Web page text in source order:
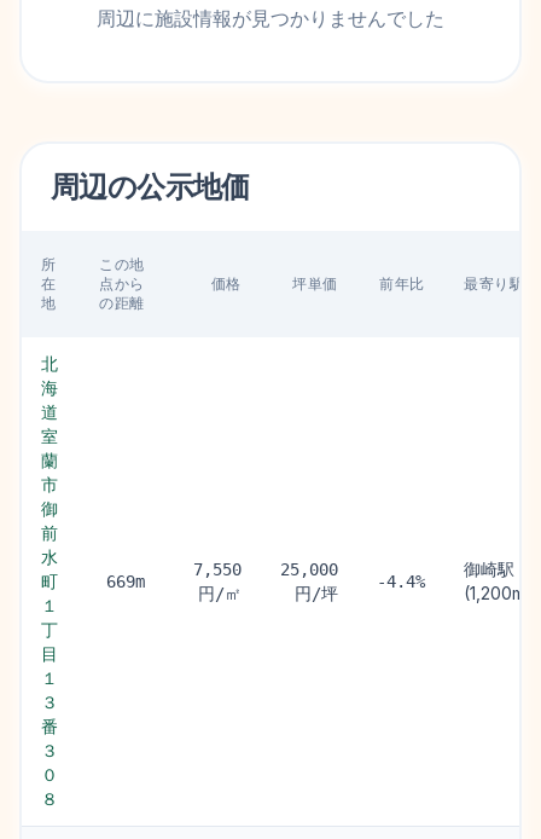
周辺に施設情報が見つかりませんでした
周辺の公示地価
所
在
地
この地
点から
の距離
価格 坪単価 前年比 最寄り駅
北
海
道
室
蘭
市
御
前
水
町
１
丁
目
１
３
番
３
０
８
669m
7,550
円/㎡
25,000
円/坪
-4.4%
御崎駅
(1,200m)